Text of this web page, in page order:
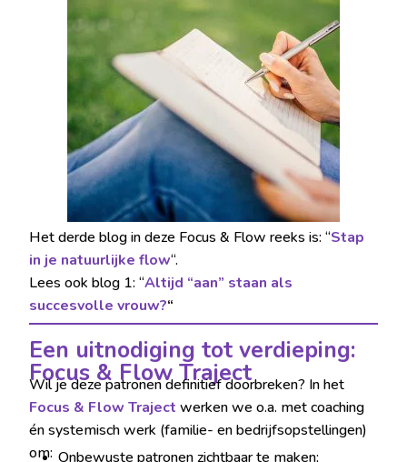
Het derde blog in deze Focus & Flow reeks is: “Stap
in je natuurlijke flow“.
Lees ook blog 1: “Altijd “aan” staan als
succesvolle vrouw?“
Een uitnodiging tot verdieping:
Focus & Flow Traject
Wil je deze patronen definitief doorbreken? In het
Focus & Flow Traject werken we o.a. met coaching
én systemisch werk (familie- en bedrijfsopstellingen)
om: Onbewuste patronen zichtbaar te maken;